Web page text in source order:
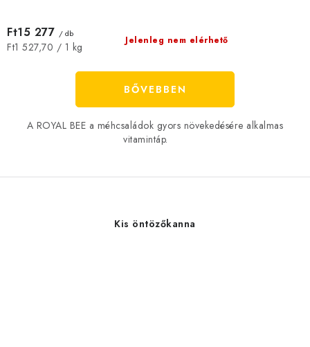
Jelenleg nem elérhető
Ft15 277 / db
Egységár:
Ft1 527,70 / 1 kg
BŐVEBBEN
A ROYAL BEE a méhcsaládok gyors növekedésére alkalmas
vitamintáp.
Kis öntözőkanna